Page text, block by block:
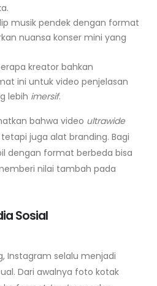
musik pendek dengan format
nuansa konser mini yang
kreator bahkan
ini untuk video penjelasan
lebih imersif.
bahwa video ultrawide
juga alat branding. Bagi
dengan format berbeda bisa
nilai tambah pada
Sosial
Instagram selalu menjadi
Dari awalnya foto kotak